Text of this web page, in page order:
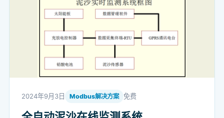
2024年9月3日 Modbus解决方案 免费